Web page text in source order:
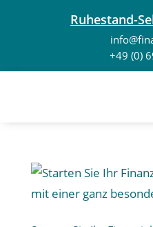
Ruhestand-
+49 (0)